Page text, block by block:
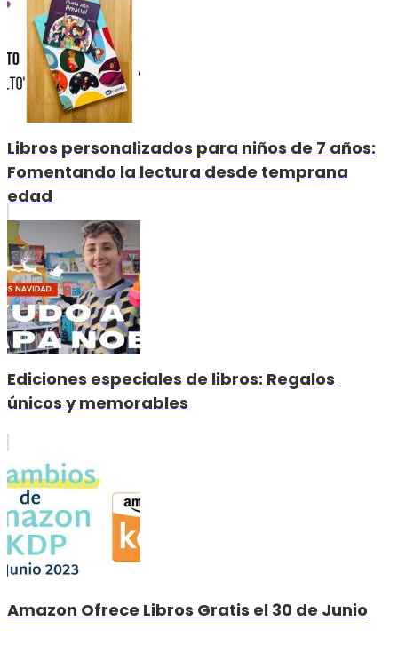
Libros personalizados para niños de 7 años:
Fomentando la lectura desde temprana
edad
Ediciones especiales de libros: Regalos
únicos y memorables
Amazon Ofrece Libros Gratis el 30 de Junio